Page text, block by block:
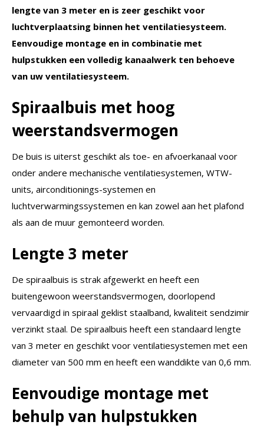
lengte van 3 meter en is zeer geschikt voor
luchtverplaatsing binnen het ventilatiesysteem.
Eenvoudige montage en in combinatie met
hulpstukken een volledig kanaalwerk ten behoeve
van uw ventilatiesysteem.
Spiraalbuis met hoog
weerstandsvermogen
De buis is uiterst geschikt als toe- en afvoerkanaal voor
onder andere mechanische ventilatiesystemen, WTW-
units, airconditionings-systemen en
luchtverwarmingssystemen en kan zowel aan het plafond
als aan de muur gemonteerd worden.
Lengte 3 meter
De spiraalbuis is strak afgewerkt en heeft een
buitengewoon weerstandsvermogen, doorlopend
vervaardigd in spiraal geklist staalband, kwaliteit sendzimir
verzinkt staal. De spiraalbuis heeft een standaard lengte
van 3 meter en geschikt voor ventilatiesystemen met een
diameter van 500 mm en heeft een wanddikte van 0,6 mm.
Eenvoudige montage met
behulp van hulpstukken